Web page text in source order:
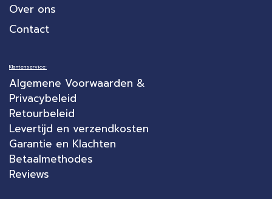
Over ons
Contact
Klantenservice:
Algemene Voorwaarden &
Privacybeleid
Retourbeleid
Levertijd en verzendkosten
Garantie en Klachten
Betaalmethodes
Reviews